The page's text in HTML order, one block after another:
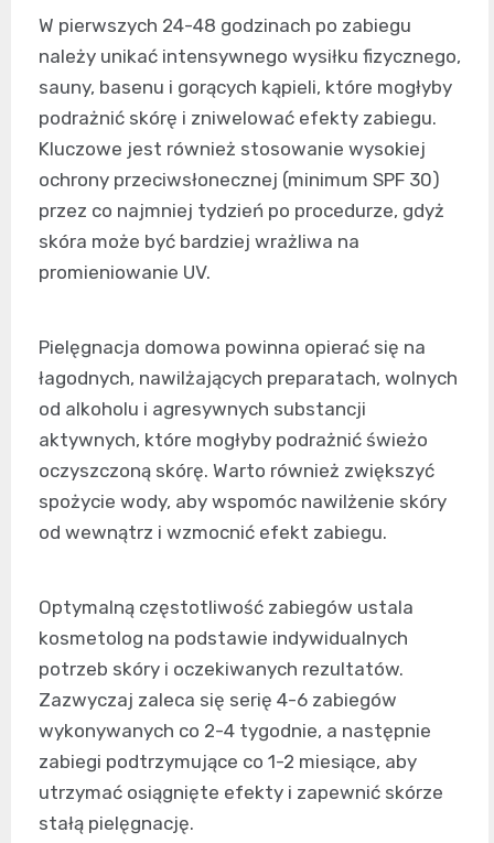
W pierwszych 24-48 godzinach po zabiegu
należy unikać intensywnego wysiłku fizycznego,
sauny, basenu i gorących kąpieli, które mogłyby
podrażnić skórę i zniwelować efekty zabiegu.
Kluczowe jest również stosowanie wysokiej
ochrony przeciwsłonecznej (minimum SPF 30)
przez co najmniej tydzień po procedurze, gdyż
skóra może być bardziej wrażliwa na
promieniowanie UV.
Pielęgnacja domowa powinna opierać się na
łagodnych, nawilżających preparatach, wolnych
od alkoholu i agresywnych substancji
aktywnych, które mogłyby podrażnić świeżo
oczyszczoną skórę. Warto również zwiększyć
spożycie wody, aby wspomóc nawilżenie skóry
od wewnątrz i wzmocnić efekt zabiegu.
Optymalną częstotliwość zabiegów ustala
kosmetolog na podstawie indywidualnych
potrzeb skóry i oczekiwanych rezultatów.
Zazwyczaj zaleca się serię 4-6 zabiegów
wykonywanych co 2-4 tygodnie, a następnie
zabiegi podtrzymujące co 1-2 miesiące, aby
utrzymać osiągnięte efekty i zapewnić skórze
stałą pielęgnację.